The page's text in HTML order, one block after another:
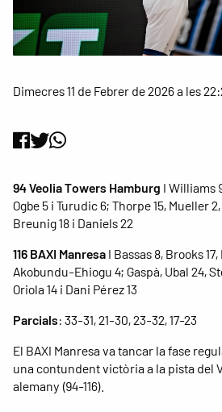
Dimecres 11 de Febrer de 2026 a les
94 Veolia Towers Hamburg I Williams
Ogbe 5 i Turudic 6; Thorpe 15, Mueller
Breunig 18 i Daniels 22
116 BAXI Manresa I Bassas 8, Brooks
Akobundu-Ehiogu 4; Gaspà, Ubal 24,
Oriola 14 i Dani Pérez 13
Parcials: 33-31, 21-30, 23-32, 17-23
El BAXI Manresa va tancar la fase
una contundent victòria a la pista del
alemany (94-116).